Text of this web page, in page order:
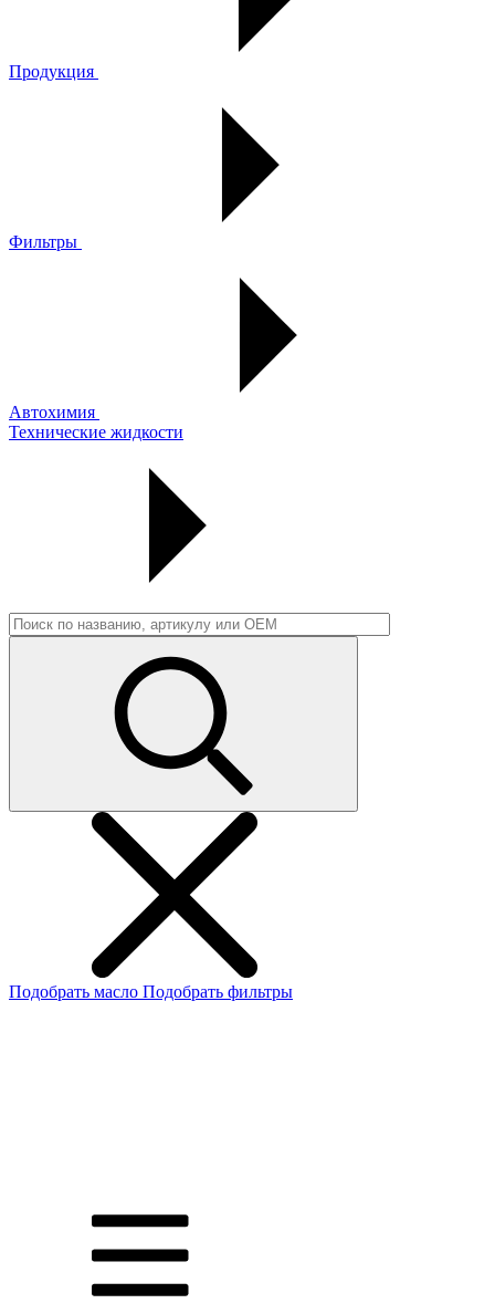
Продукция
Фильтры
Автохимия
Технические жидкости
Подобрать масло Подобрать фильтры